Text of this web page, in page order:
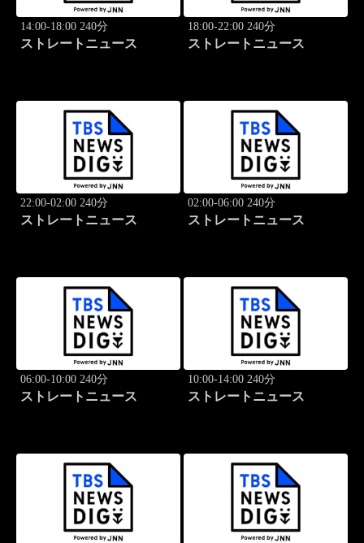
14:00-18:00 240分
ストレートニュース
18:00-22:00 240分
ストレートニュース
22:00-02:00 240分
ストレートニュース
02:00-06:00 240分
ストレートニュース
06:00-10:00 240分
ストレートニュース
10:00-14:00 240分
ストレートニュース